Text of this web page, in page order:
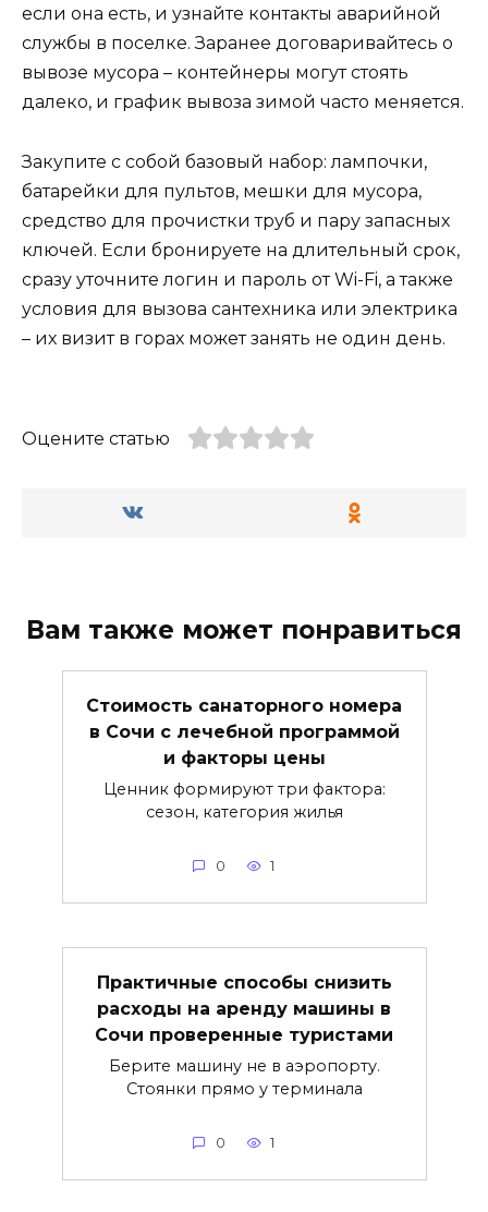
если она есть, и узнайте контакты аварийной
службы в поселке. Заранее договаривайтесь о
вывозе мусора – контейнеры могут стоять
далеко, и график вывоза зимой часто меняется.
Закупите с собой базовый набор: лампочки,
батарейки для пультов, мешки для мусора,
средство для прочистки труб и пару запасных
ключей. Если бронируете на длительный срок,
сразу уточните логин и пароль от Wi-Fi, а также
условия для вызова сантехника или электрика
– их визит в горах может занять не один день.
Оцените статью
Вам также может понравиться
Стоимость санаторного номера
в Сочи с лечебной программой
и факторы цены
Ценник формируют три фактора:
сезон, категория жилья
0 1
Практичные способы снизить
расходы на аренду машины в
Сочи проверенные туристами
Берите машину не в аэропорту.
Стоянки прямо у терминала
0 1